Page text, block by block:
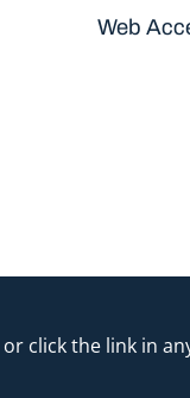
or click the link in
Web